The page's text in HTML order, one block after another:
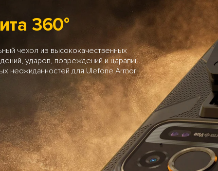
360°
чехол из высококачественных
ударов, повреждений и царапин.
неожиданностей для Ulefone Armor